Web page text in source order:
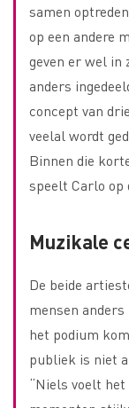
samen
op een andere
geven er wel in
anders
concept van
veelal wordt
Binnen die
speelt Carlo op
Muzikale
De beide
mensen
het podium
publiek is niet
“Niels voelt